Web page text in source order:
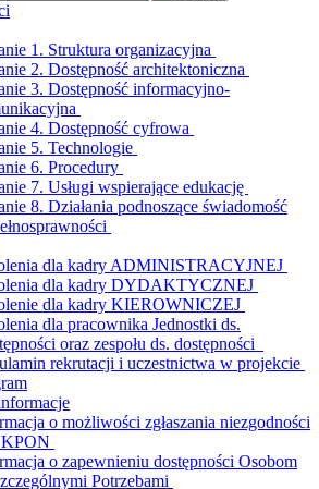
1. Struktura organizacyjna
2. Dostępność architektoniczna
3. Dostępność informacyjno-
4. Dostępność cyfrowa
5. Technologie
6. Procedury
7. Usługi wspierające edukację
8. Działania podnoszące świadomość
dla kadry ADMINISTRACYJNEJ
dla kadry DYDAKTYCZNEJ
dla kadry KIEROWNICZEJ
dla pracownika Jednostki ds.
oraz zespołu ds. dostępności
rekrutacji i uczestnictwa w projekcie
o możliwości zgłaszania niezgodności
o zapewnieniu dostępności Osobom
Potrzebami